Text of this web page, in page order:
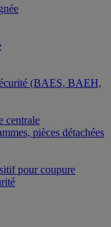
(BAES, BAEH,
centrale
pièces détachées
pour coupure